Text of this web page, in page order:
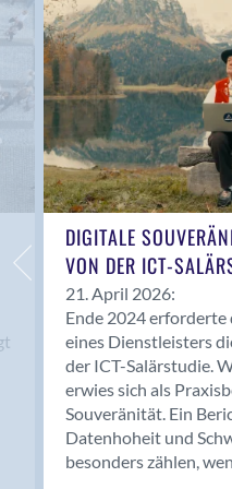
Anwil
Appenzell
Au SG
Baar
Baden
Balsthal
Balzers
Basel
Bassersdorf
Belp
Bendern
Benken (SG)
Bergdietikon
Berlin
Bern
Bern - Liebefeld
DIGITALE
VON DER ICT-
21. April 2026:
Ende 2024 erforderte
eines Dienstleisters
der ICT-Salärstudie.
erwies sich als
Souveränität. Ein
Datenhoheit und
besonders zählen,